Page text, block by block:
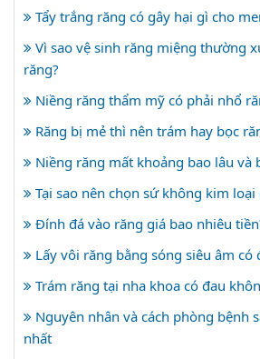
Tẩy trắng răng có gây hại gì cho
Vì sao vệ sinh răng miệng thường
răng?
Niềng răng thẩm mỹ có phải nhổ
Răng bị mẻ thì nên trám hay bọc
Niềng răng mất khoảng bao lâu và
Tại sao nên chọn sứ không kim
Đính đá vào răng giá bao nhiêu
Lấy vôi răng bằng sóng siêu âm có
Trám răng tại nha khoa có đau
Nguyên nhân và cách phòng bệnh
nhất